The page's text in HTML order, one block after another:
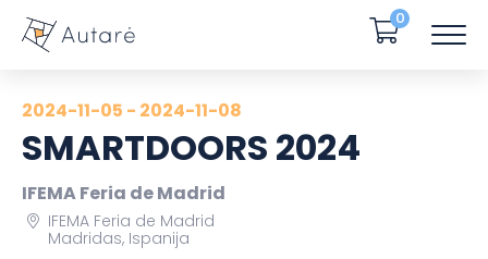
0
2024-11-05 - 2024-11-08
SMARTDOORS 2024
IFEMA Feria de Madrid
IFEMA Feria de Madrid
Madridas, Ispanija